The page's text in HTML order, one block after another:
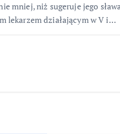
mniej, niż sugeruje jego
lekarzem działającym w V i…